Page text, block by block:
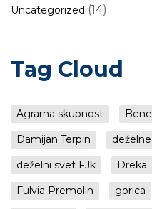
Uncategorized (14)
Tag Cloud
Agrarna skupnost
Damijan Terpin
deželni svet FJk
Dreka
Fulvia Premolin
gorica